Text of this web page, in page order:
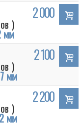
)
мм
2 000
)
мм
2 100
)
мм
2 200